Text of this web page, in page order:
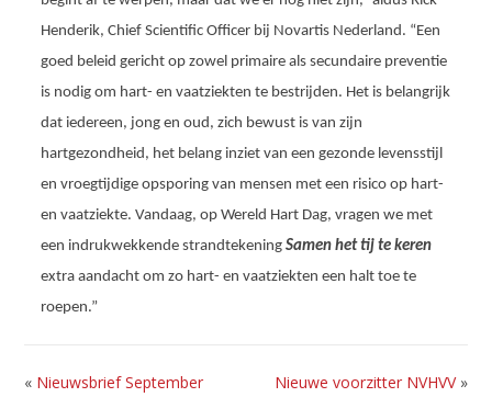
Henderik, Chief Scientific Officer bij Novartis Nederland. “Een
goed beleid gericht op zowel primaire als secundaire preventie
is nodig om hart- en vaatziekten te bestrijden. Het is belangrijk
dat iedereen, jong en oud, zich bewust is van zijn
hartgezondheid, het belang inziet van een gezonde levensstijl
en vroegtijdige opsporing van mensen met een risico op hart-
en vaatziekte. Vandaag, op Wereld Hart Dag, vragen we met
een indrukwekkende strandtekeningSamen het tij te keren
extra aandacht om zo hart- en vaatziekten een halt toe te
roepen.”
« Nieuwsbrief September
Nieuwe voorzitter NVHVV»